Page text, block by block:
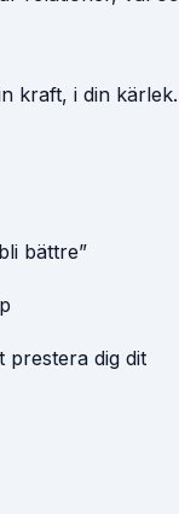
kraft, i din
bättre”
dig dit